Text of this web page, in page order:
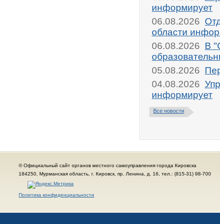
информирует
06.08.2026
области
06.08.2026 В
05.08.2026
04.08.2026
информирует
Все новости
© Официальный сайт органов местного самоуправления города Кировска
184250, Мурманская область, г. Кировск, пр. Ленина, д. 16, тел.: (815-31) 98-700
Политика конфиденциальности